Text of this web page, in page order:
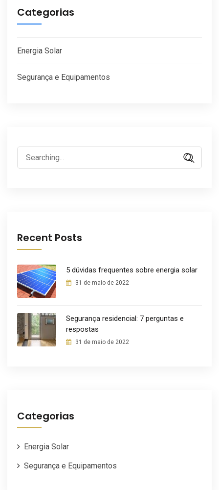
Categorias
Energia Solar
Segurança e Equipamentos
Search
for:
Recent Posts
5 dúvidas frequentes sobre energia solar
31 de maio de 2022
Segurança residencial: 7 perguntas e
respostas
31 de maio de 2022
Categorias
Energia Solar
Segurança e Equipamentos